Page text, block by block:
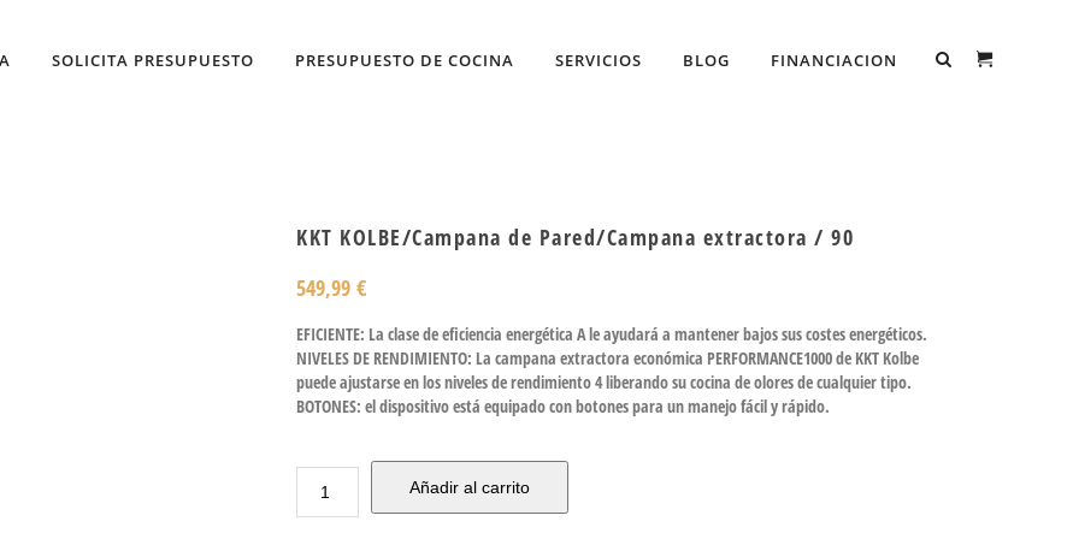
SOLICITA PRESUPUESTO PRESUPUESTO DE COCINA SERVICIOS BLOG FINANCIACION
KKT KOLBE/Campana de Pared/Campana extractora / 90
549,99 €
EFICIENTE: La clase de eficiencia energética A le ayudará a mantener bajos sus costes energéticos.
NIVELES DE RENDIMIENTO: La campana extractora económica PERFORMANCE1000 de KKT Kolbe
puede ajustarse en los niveles de rendimiento 4 liberando su cocina de olores de cualquier tipo.
BOTONES: el dispositivo está equipado con botones para un manejo fácil y rápido.
Añadir al carrito